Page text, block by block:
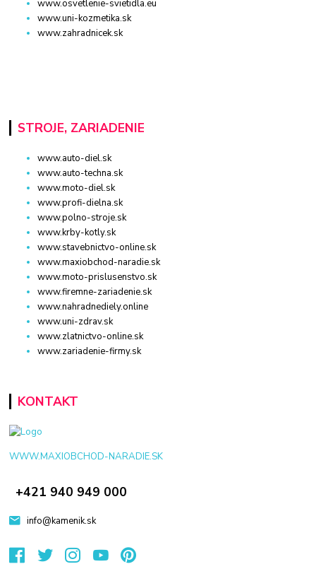
www.osvetlenie-svietidla.eu
www.uni-kozmetika.sk
www.zahradnicek.sk
STROJE, ZARIADENIE
www.auto-diel.sk
www.auto-techna.sk
www.moto-diel.sk
www.profi-dielna.sk
www.polno-stroje.sk
www.krby-kotly.sk
www.stavebnictvo-online.sk
www.maxiobchod-naradie.sk
www.moto-prislusenstvo.sk
www.firemne-zariadenie.sk
www.nahradnediely.online
www.uni-zdrav.sk
www.zlatnictvo-online.sk
www.zariadenie-firmy.sk
KONTAKT
WWW.MAXIOBCHOD-NARADIE.SK
+421 940 949 000
info@kamenik.sk